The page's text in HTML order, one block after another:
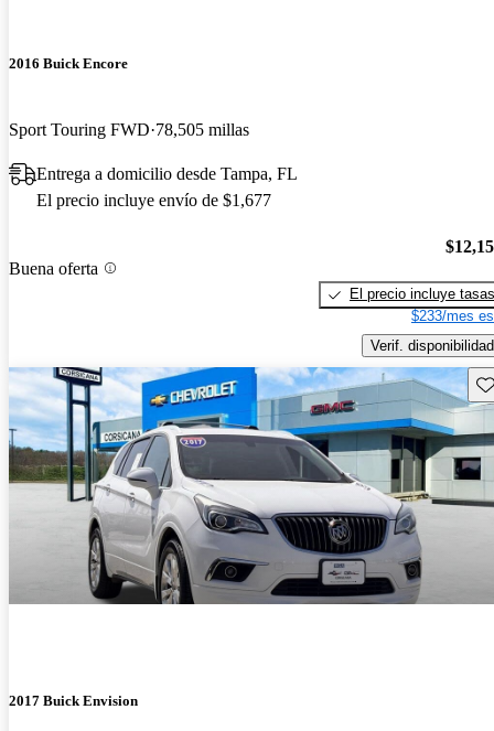
2016 Buick Encore
Sport Touring FWD 78,505 millas
Entrega a domicilio desde Tampa, FL
El precio incluye envío de $1,677
Buena oferta
El precio incluye tasas
$233/mes
Verif. disponibilidad
2017 Buick Envision